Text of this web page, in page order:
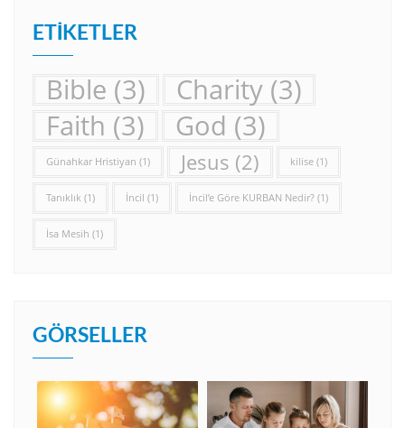
ETIKETLER
Bible (3) Charity (3)
Faith (3) God (3)
Günahkar Hristiyan (1) Jesus (2) kilise (1)
Tanıklık (1) İncil (1) İncil’e Göre KURBAN Nedir? (1)
İsa Mesih (1)
GÖRSELLER